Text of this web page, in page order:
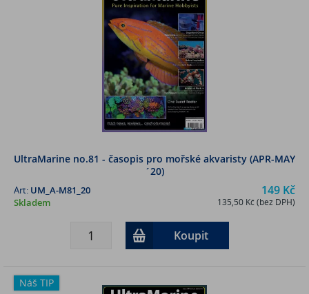
UltraMarine no.81 - časopis pro mořské akvaristy (APR-MAY
´20)
149 Kč
135,50 Kč (bez DPH)
Art: UM_A-M81_20
Skladem
Koupit
Náš TIP